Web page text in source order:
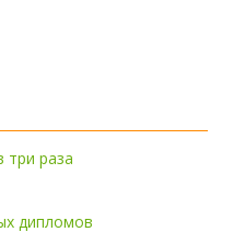
три раза
дипломов